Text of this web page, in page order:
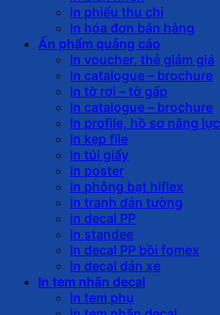
in phiếu thu chi
In hóa đơn bán hàng
Ấn phẩm quảng cáo
In voucher, thẻ giảm giá
In catalogue – brochure
In tờ rơi – tờ gấp
In catalogue – brochure
In profile, hồ sơ năng lực
In kẹp file
In túi giấy
In poster
In phông bạt hiflex
In tranh dán tường
in decal PP
In standee
In decal PP bồi fomex
In decal dán xe
In tem nhãn decal
In tem phụ